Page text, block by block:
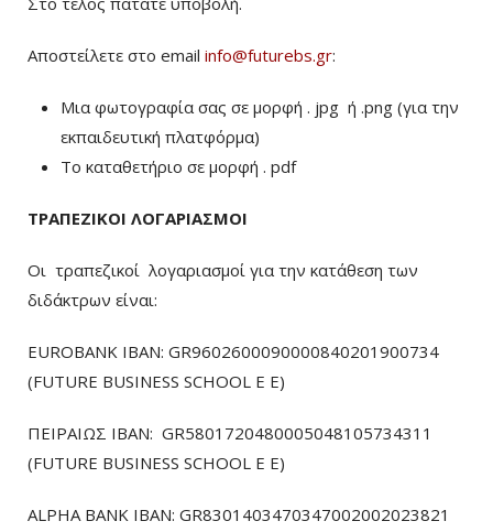
Αποστείλετε στο email info@futurebs.gr:
Μια φωτογραφία σας σε μορφή . jpg ή .png (για την
εκπαιδευτική πλατφόρμα)
To καταθετήριο σε μορφή . pdf
ΤΡΑΠΕΖΙΚΟΙ ΛΟΓΑΡΙΑΣΜΟΙ
Οι τραπεζικοί λογαριασμοί για την κατάθεση των
διδάκτρων είναι:
EUROBANK IBAN: GR9602600090000840201900734
(FUTURE BUSINESS SCHOOL E E)
ΠΕΙΡΑΙΩΣ ΙΒΑΝ: GR5801720480005048105734311
(FUTURE BUSINESS SCHOOL E E)
ALPHA BANK IBAN: GR8301403470347002002023821